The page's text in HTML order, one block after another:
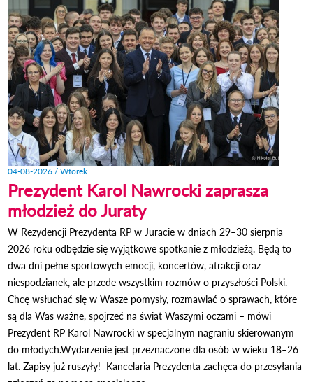
04-08-2026 / Wtorek
Prezydent Karol Nawrocki zaprasza
młodzież do Juraty
W Rezydencji Prezydenta RP w Juracie w dniach 29–30 sierpnia
2026 roku odbędzie się wyjątkowe spotkanie z młodzieżą. Będą to
dwa dni pełne sportowych emocji, koncertów, atrakcji oraz
niespodzianek, ale przede wszystkim rozmów o przyszłości Polski. -
Chcę wsłuchać się w Wasze pomysły, rozmawiać o sprawach, które
są dla Was ważne, spojrzeć na świat Waszymi oczami – mówi
Prezydent RP Karol Nawrocki w specjalnym nagraniu skierowanym
do młodych.Wydarzenie jest przeznaczone dla osób w wieku 18–26
lat. Zapisy już ruszyły! Kancelaria Prezydenta zachęca do przesyłania